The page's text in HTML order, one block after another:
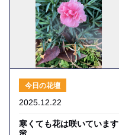
今日の花壇
2025.12.22
寒くても花は咲いています